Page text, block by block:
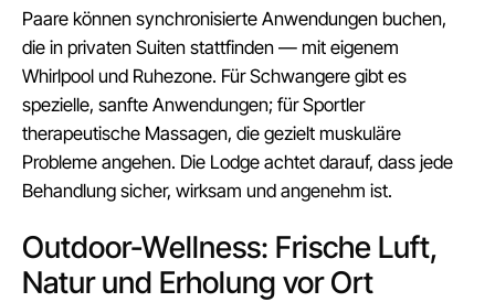
Paare können synchronisierte Anwendungen buchen,
die in privaten Suiten stattfinden — mit eigenem
Whirlpool und Ruhezone. Für Schwangere gibt es
spezielle, sanfte Anwendungen; für Sportler
therapeutische Massagen, die gezielt muskuläre
Probleme angehen. Die Lodge achtet darauf, dass jede
Behandlung sicher, wirksam und angenehm ist.
Outdoor-Wellness: Frische Luft,
Natur und Erholung vor Ort